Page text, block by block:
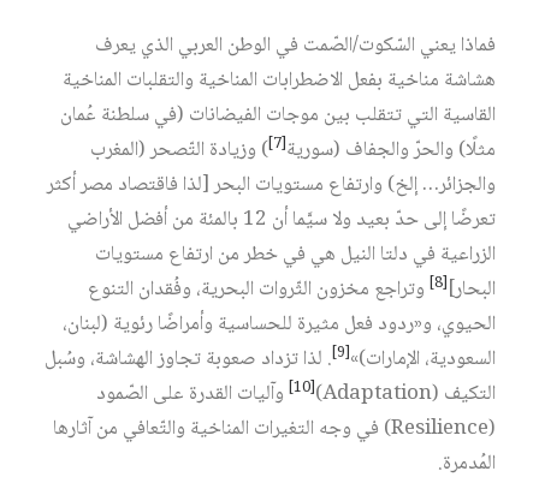
فماذا يعني السّكوت/الصّمت في الوطن العربي الذي يعرف
هشاشة مناخية بفعل الاضطرابات المناخية والتقلبات المناخية
القاسية التي تتقلب بين موجات الفيضانات (في سلطنة عُمان
مثلًا) والحرّ والجفاف (سورية‏[7] ) وزيادة التّصحر (المغرب
والجزائر… إلخ) وارتفاع مستويات البحر [لذا فاقتصاد مصر أكثر
تعرضًا إلى حدّ بعيد ولا سيَّما أن 12 بالمئة من أفضل الأراضي
الزراعية في دلتا النيل هي في خطر من ارتفاع مستويات
البحار]‏[8]
وتراجع مخزون الثّروات البحرية، وفُقدان التنوع
الحيوي، و«ردود فعل مثيرة للحساسية وأمراضًا رئوية (لبنان،
السعودية، الإمارات)»‏[9] . لذا تزداد صعوبة تجاوز الهشاشة، وسُبل
التكيف (Adaptation)‏
[10]
وآليات القدرة على الصّمود
(Resilience) في وجه التغيرات المناخية والتّعافي من آثارها
المُدمرة.